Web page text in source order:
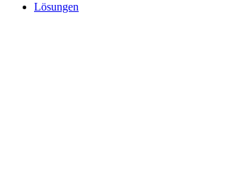
Lösungen